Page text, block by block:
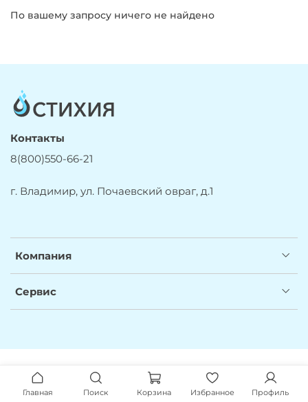
По вашему запросу ничего не найдено
Компания
Сервис
Контакты
8(800)550-66-21
г. Владимир, ул. Почаевский овраг, д.1
Главная Поиск Корзина Избранное Профиль